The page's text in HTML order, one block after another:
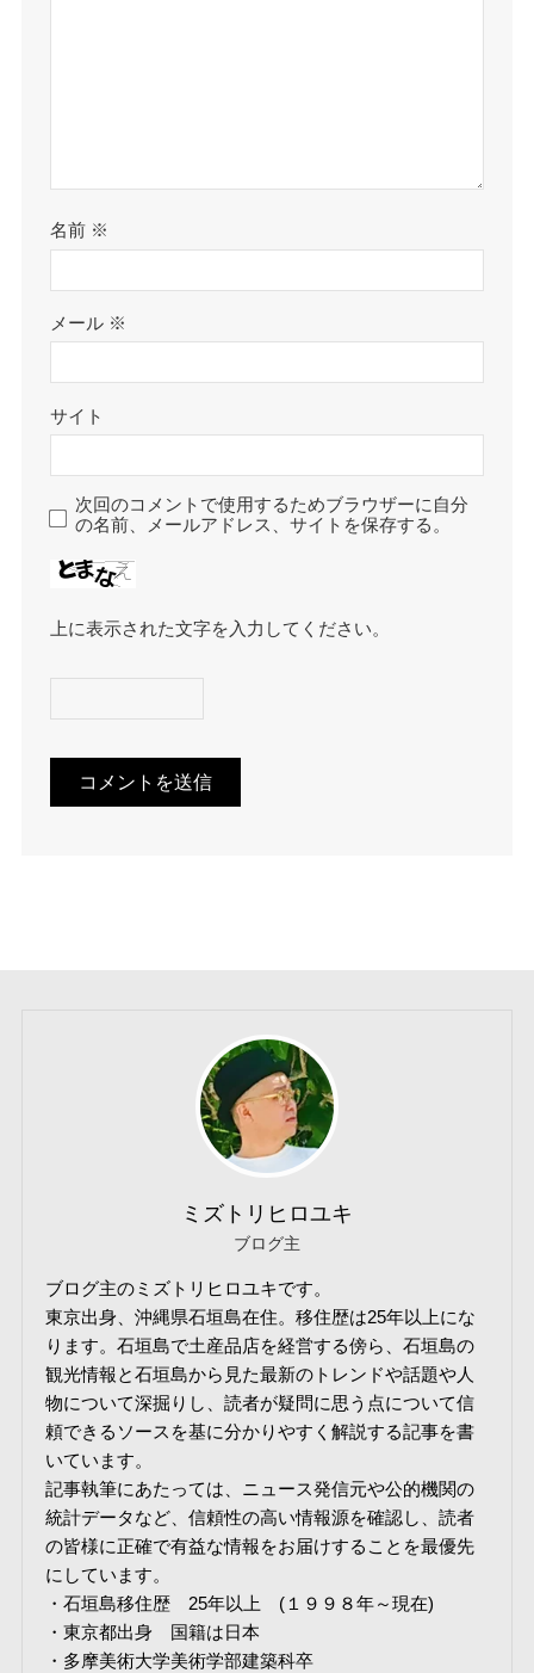
名前 ※
メール ※
サイト
次回のコメントで使用するためブラウザーに自分
の名前、メールアドレス、サイトを保存する。
上に表示された文字を入力してください。
ミズトリヒロユキ
ブログ主
ブログ主のミズトリヒロユキです。
東京出身、沖縄県石垣島在住。移住歴は25年以上にな
ります。石垣島で土産品店を経営する傍ら、石垣島の
観光情報と石垣島から見た最新のトレンドや話題や人
物について深掘りし、読者が疑問に思う点について信
頼できるソースを基に分かりやすく解説する記事を書
いています。
記事執筆にあたっては、ニュース発信元や公的機関の
統計データなど、信頼性の高い情報源を確認し、読者
の皆様に正確で有益な情報をお届けすることを最優先
にしています。
・石垣島移住歴 25年以上 (１９９８年～現在)
・東京都出身 国籍は日本
・多摩美術大学美術学部建築科卒